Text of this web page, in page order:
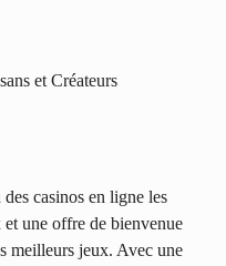
et Créateurs
des casinos en ligne les
une offre de bienvenue
meilleurs jeux. Avec une